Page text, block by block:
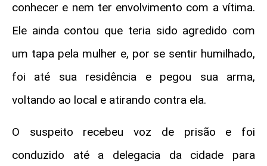
conhecer e nem ter envolvimento com a vítima.
Ele ainda contou que teria sido agredido com
um tapa pela mulher e, por se sentir humilhado,
foi até sua residência e pegou sua arma,
voltando ao local e atirando contra ela.
O suspeito recebeu voz de prisão e foi
conduzido até a delegacia da cidade para